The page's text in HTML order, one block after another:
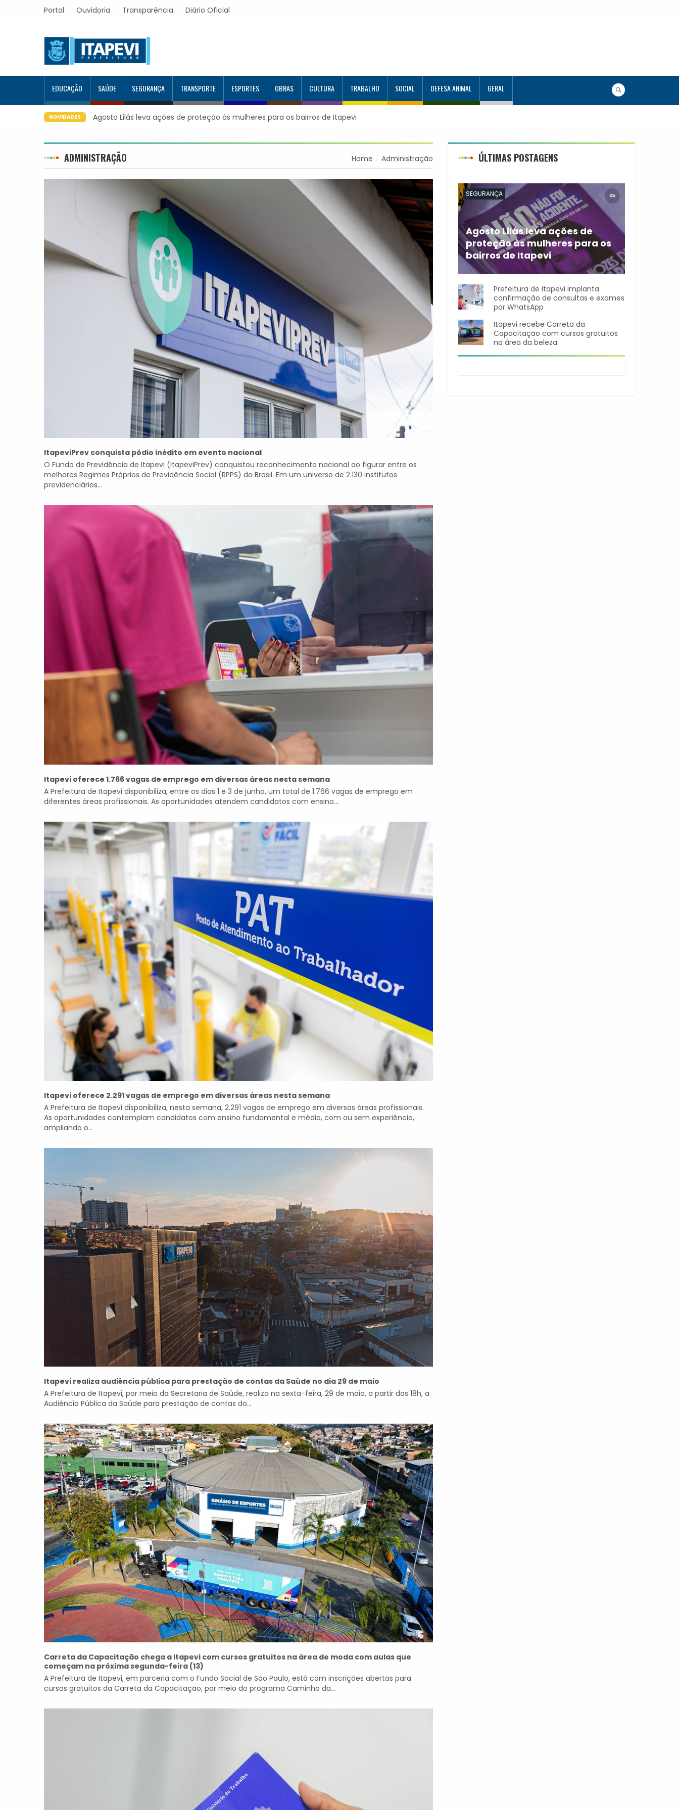
Portal Ouvidoria Transparência Diário Oficial
EDUCAÇÃO SAÚDE SEGURANÇA TRANSPORTE ESPORTES OBRAS CULTURA TRABALHO SOCIAL DEFESA ANIMAL GERAL
NOVIDADES Prefeitura de Itapevi implanta confirmação de consultas e exames por WhatsApp
ADMINISTRAÇÃO Home Administração
ItapeviPrev conquista pódio inédito em evento nacional
O Fundo de Previdência de Itapevi (ItapeviPrev) conquistou reconhecimento nacional ao figurar entre os
melhores Regimes Próprios de Previdência Social (RPPS) do Brasil. Em um universo de 2.130 institutos
previdenciários...
Itapevi oferece 1.766 vagas de emprego em diversas áreas nesta semana
A Prefeitura de Itapevi disponibiliza, entre os dias 1 e 3 de junho, um total de 1.766 vagas de emprego em
diferentes áreas profissionais. As oportunidades atendem candidatos com ensino...
Itapevi oferece 2.291 vagas de emprego em diversas áreas nesta semana
A Prefeitura de Itapevi disponibiliza, nesta semana, 2.291 vagas de emprego em diversas áreas profissionais.
As oportunidades contemplam candidatos com ensino fundamental e médio, com ou sem experiência,
ampliando o...
Itapevi realiza audiência pública para prestação de contas da Saúde no dia 29 de maio
A Prefeitura de Itapevi, por meio da Secretaria de Saúde, realiza na sexta-feira, 29 de maio, a partir das 18h, a
Audiência Pública da Saúde para prestação de contas do...
Carreta da Capacitação chega a Itapevi com cursos gratuitos na área de moda com aulas que
começam na próxima segunda-feira (13)
A Prefeitura de Itapevi, em parceria com o Fundo Social de São Paulo, está com inscrições abertas para
cursos gratuitos da Carreta da Capacitação, por meio do programa Caminho da...
ÚLTIMAS POSTAGENS
SEGURANÇA
Agosto Lilás leva ações de
proteção às mulheres para os
bairros de Itapevi
Durante o mês de agosto,
Prefeitura de Itapevi implanta
confirmação de consultas e exames
por WhatsApp
Itapevi recebe Carreta da
Capacitação com cursos gratuitos
na área da beleza